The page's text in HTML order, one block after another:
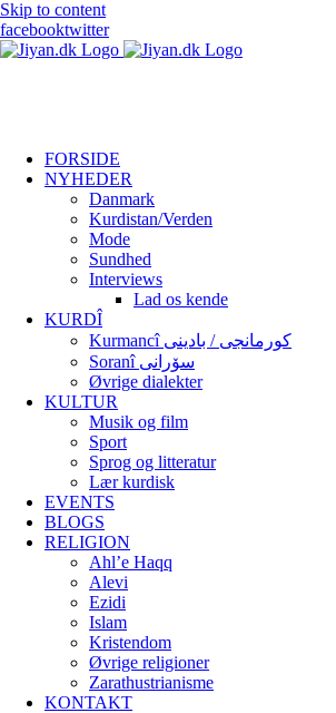
Skip to content
facebooktwitter
FORSIDE
NYHEDER
Danmark
Kurdistan/Verden
Mode
Sundhed
Interviews
Lad os kende
KURDÎ
Kurmancî کورمانجی / بادینی
Soranî سۆرانی
Øvrige dialekter
KULTUR
Musik og film
Sport
Sprog og litteratur
Lær kurdisk
EVENTS
BLOGS
RELIGION
Ahl’e Haqq
Alevi
Ezidi
Islam
Kristendom
Øvrige religioner
Zarathustrianisme
KONTAKT